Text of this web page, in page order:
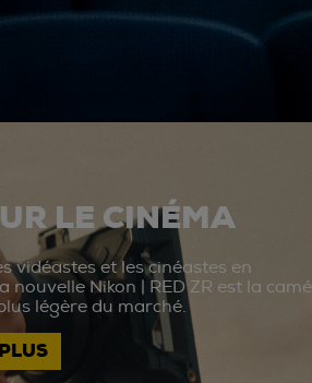
LE CINÉMA
vidéastes et les cinéastes en
nouvelle Nikon | RED ZR est la
légère du marché.